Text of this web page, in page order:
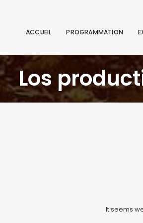
ACCUEIL PROGRAMMATION
Los
It seems